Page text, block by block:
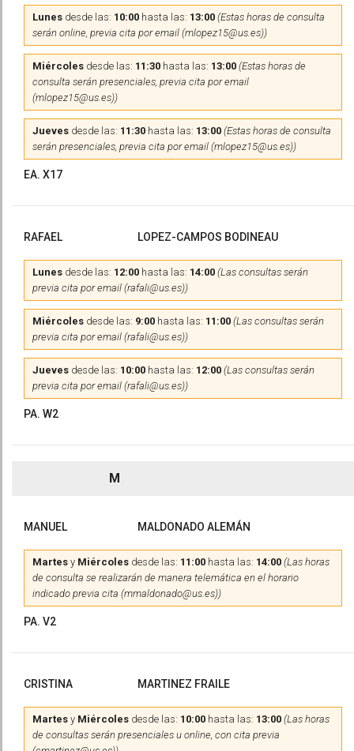
Lunes desde las: 10:00 hasta las: 13:00 (Estas horas de consulta
serán online, previa cita por email (mlopez15@us.es))
Miércoles desde las: 11:30 hasta las: 13:00 (Estas horas de
consulta serán presenciales, previa cita por email
(mlopez15@us.es))
Jueves desde las: 11:30 hasta las: 13:00 (Estas horas de consulta
serán presenciales, previa cita por email (mlopez15@us.es))
EA. X17
RAFAEL LOPEZ-CAMPOS BODINEAU
Lunes desde las: 12:00 hasta las: 14:00 (Las consultas serán
previa cita por email (rafali@us.es))
Miércoles desde las: 9:00 hasta las: 11:00 (Las consultas serán
previa cita por email (rafali@us.es))
Jueves desde las: 10:00 hasta las: 12:00 (Las consultas serán
previa cita por email (rafali@us.es))
PA. W2
M
MANUEL MALDONADO ALEMÁN
Martes y Miércoles desde las: 11:00 hasta las: 14:00 (Las horas
de consulta se realizarán de manera telemática en el horario
indicado previa cita (mmaldonado@us.es))
PA. V2
CRISTINA MARTINEZ FRAILE
Martes y Miércoles desde las: 10:00 hasta las: 13:00 (Las horas
de consultas serán presenciales u online, con cita previa